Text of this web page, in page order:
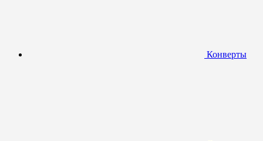
Конверты